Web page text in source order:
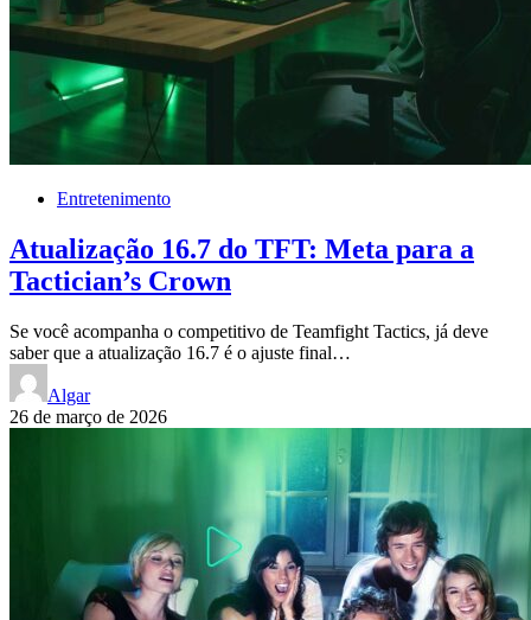
Entretenimento
Atualização 16.7 do TFT: Meta para a
Tactician’s Crown
Se você acompanha o competitivo de Teamfight Tactics, já deve
saber que a atualização 16.7 é o ajuste final…
Algar
26 de março de 2026